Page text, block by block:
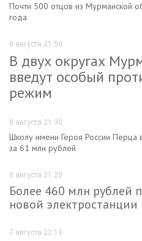
Почти 500 отцов из Мурманской
года
8 августа 21:50
В двух округах
введут особый
режим
8 августа 21:30
Школу имени Героя России Перца
за 61 млн рублей
8 августа 21:20
Более 460 млн рублей
новой
7 августа 22:13